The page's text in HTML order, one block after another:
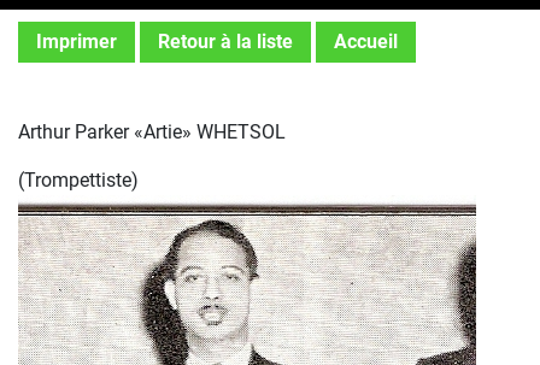
Imprimer Retour à la liste Accueil
Arthur Parker «Artie» WHETSOL
(Trompettiste)